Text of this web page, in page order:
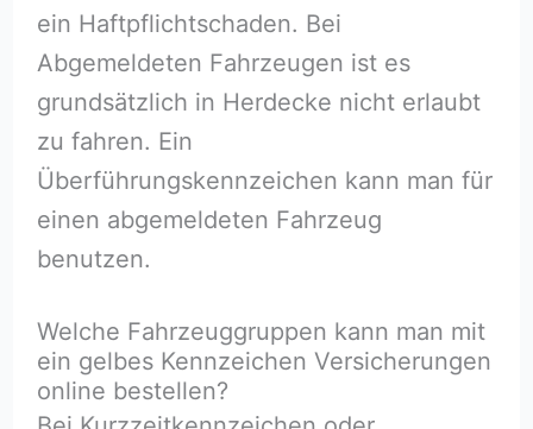
ein Haftpflichtschaden. Bei
Abgemeldeten Fahrzeugen ist es
grundsätzlich in Herdecke nicht erlaubt
zu fahren. Ein
Überführungskennzeichen kann man für
einen abgemeldeten Fahrzeug
benutzen.
Welche Fahrzeuggruppen kann man mit
ein gelbes Kennzeichen Versicherungen
online bestellen?